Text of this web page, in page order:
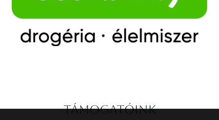
Támogatóink